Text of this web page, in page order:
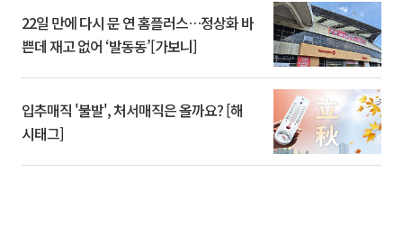
22일 만에 다시 문 연 홈플러스…정상화 바
쁜데 재고 없어 ‘발동동’[가보니]
입추매직 '불발', 처서매직은 올까요? [해
시태그]